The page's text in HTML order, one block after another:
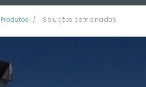
Produtos Soluções combinadas